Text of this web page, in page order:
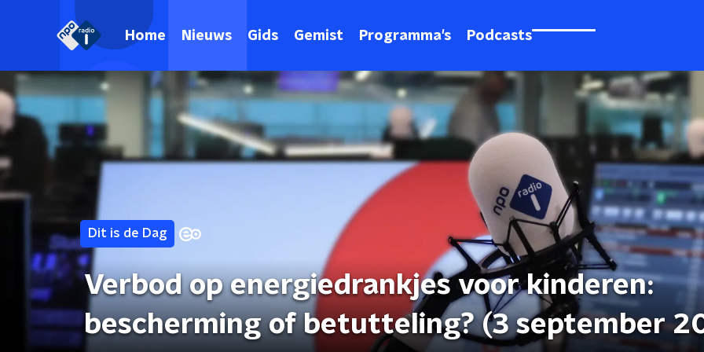
Home Nieuws Gids Gemist Programma's Podcasts
Dit is de Dag
Verbod op energiedrankjes voor kinderen:
bescherming of betutteling? (3 september